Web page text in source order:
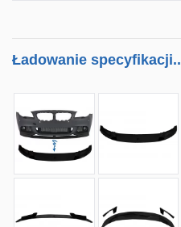
Ładowanie specyfikacji..